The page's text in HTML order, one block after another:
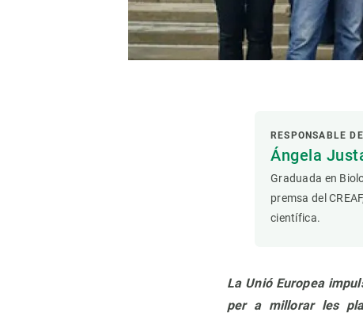
RESPONSABLE
Ángela
Graduada en
premsa del
científica.
La Unió Europea
per a millorar les